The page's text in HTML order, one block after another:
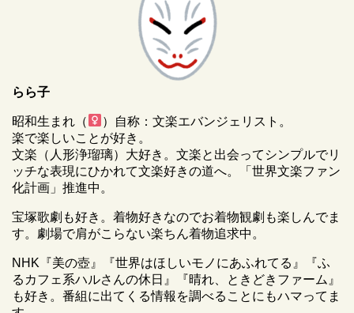
らら子
昭和生まれ（
）自称：文楽エバンジェリスト。
楽で楽しいことが好き。
文楽（人形浄瑠璃）大好き。文楽と出会ってシンプルでリ
ッチな表現にひかれて文楽好きの道へ。「世界文楽ファン
化計画」推進中。
宝塚歌劇も好き。着物好きなのでお着物観劇も楽しんでま
す。劇場で肩がこらない楽ちん着物追求中。
NHK『美の壺』『世界はほしいモノにあふれてる』『ふ
るカフェ系ハルさんの休日』『晴れ、ときどきファーム』
も好き。番組に出てくる情報を調べることにもハマってま